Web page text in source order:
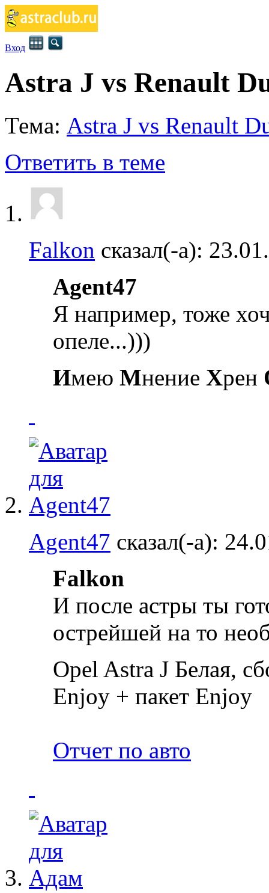
Вход
Astra J vs Renault
Тема: Astra J vs Renault
Ответить в теме
Falkon сказал(-а):
Agent47
Я например, тоже
опеле...)))
Имею Мнение Хрен
Agent47 сказал(-а):
Falkon
И после астры ты
острейшей на то
Opel Astra J Белая,
Enjoy + пакет Enjoy
Отчет по авто